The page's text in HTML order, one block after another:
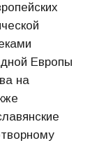
Европы
на